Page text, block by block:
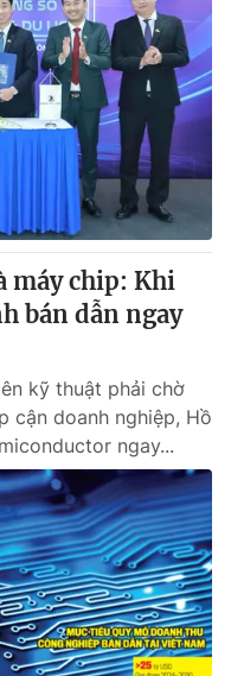
Nam
tử số 483/GP-BTTTT
Phạm Quốc Thắng,
355 932
máy chip: Khi
bán dẫn ngay
kỹ thuật phải chờ
cận doanh nghiệp, Hồ
ngay...